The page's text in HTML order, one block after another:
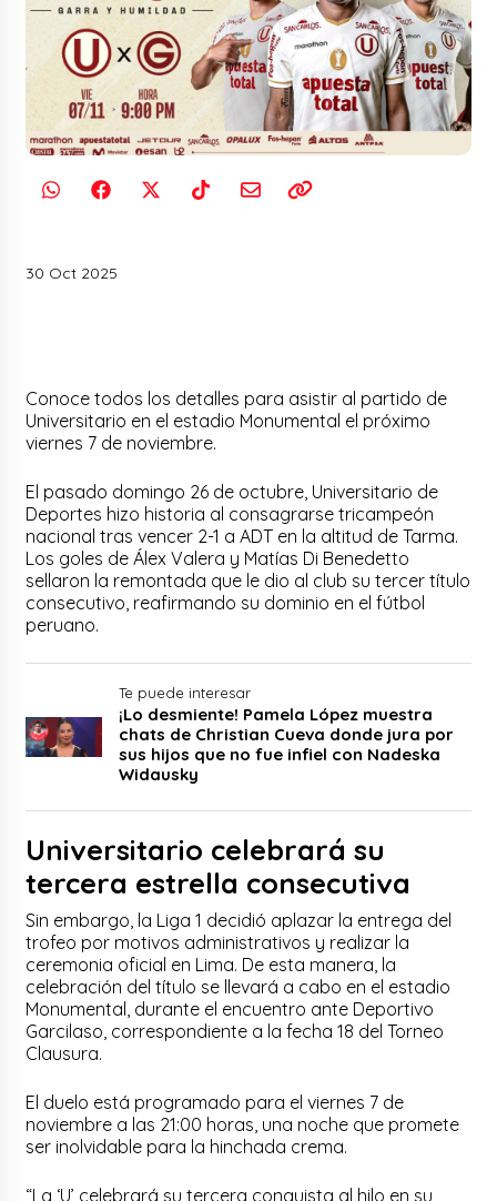
30 Oct 2025
Conoce todos los detalles para asistir al partido de
Universitario en el estadio Monumental el próximo
viernes 7 de noviembre.
El pasado domingo 26 de octubre, Universitario de
Deportes hizo historia al consagrarse tricampeón
nacional tras vencer 2-1 a ADT en la altitud de Tarma.
Los goles de Álex Valera y Matías Di Benedetto
sellaron la remontada que le dio al club su tercer título
consecutivo, reafirmando su dominio en el fútbol
peruano.
Te puede interesar
¡Lo desmiente! Pamela López muestra
chats de Christian Cueva donde jura por
sus hijos que no fue infiel con Nadeska
Widausky
Universitario celebrará su
tercera estrella consecutiva
Sin embargo, la Liga 1 decidió aplazar la entrega del
trofeo por motivos administrativos y realizar la
ceremonia oficial en Lima. De esta manera, la
celebración del título se llevará a cabo en el estadio
Monumental, durante el encuentro ante Deportivo
Garcilaso, correspondiente a la fecha 18 del Torneo
Clausura.
El duelo está programado para el viernes 7 de
noviembre a las 21:00 horas, una noche que promete
ser inolvidable para la hinchada crema.
“La ‘U’ celebrará su tercera conquista al hilo en su